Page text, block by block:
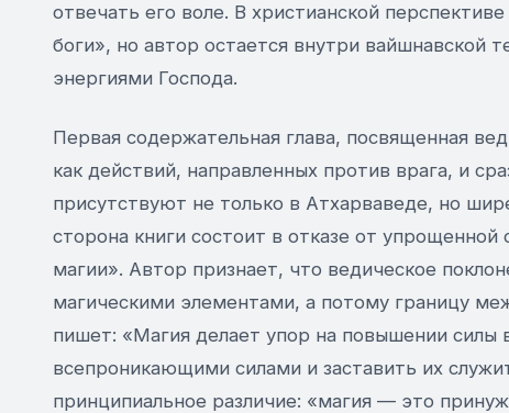
отвечать его воле. В христианской
боги», но автор остается внутри вайшнавской
энергиями Господа.
Первая содержательная глава, посвященная
как действий, направленных против врага, и
присутствуют не только в Атхарваведе, но
сторона книги состоит в отказе от
магии». Автор признает, что ведическое
магическими элементами, а потому границу
пишет: «Магия делает упор на повышении силы
всепроникающими силами и заставить их
принципиальное различие: «магия — это